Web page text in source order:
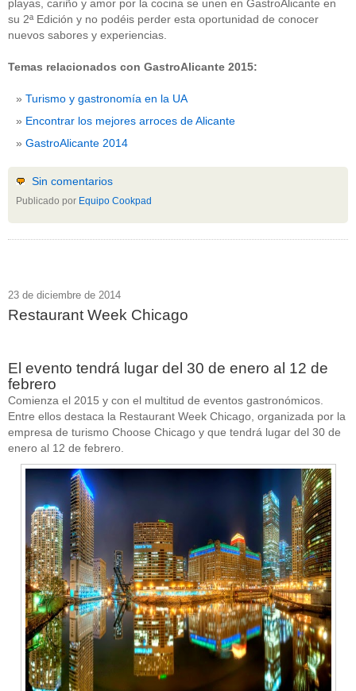
playas, cariño y amor por la cocina se unen en GastroAlicante en
su 2ª Edición y no podéis perder esta oportunidad de conocer
nuevos sabores y experiencias.
Temas relacionados con GastroAlicante 2015:
Turismo y gastronomía en la UA
Encontrar los mejores arroces de Alicante
GastroAlicante 2014
Sin comentarios
Publicado por Equipo Cookpad
23 de diciembre de 2014
Restaurant Week Chicago
El evento tendrá lugar del 30 de enero al 12 de
febrero
Comienza el 2015 y con el multitud de eventos gastronómicos.
Entre ellos destaca la Restaurant Week Chicago, organizada por la
empresa de turismo Choose Chicago y que tendrá lugar del 30 de
enero al 12 de febrero.